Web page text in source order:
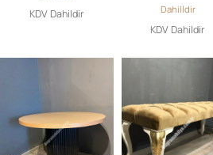
KDV Dahildir
Dahilldir
KDV Dahildir